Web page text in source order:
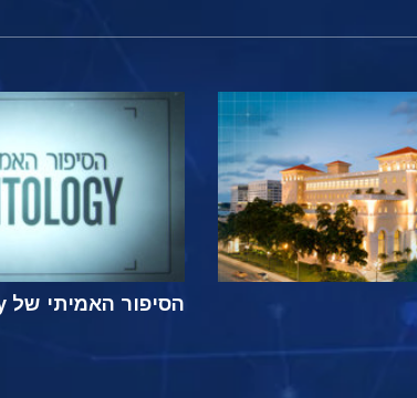
הסיפור האמיתי של Scientology